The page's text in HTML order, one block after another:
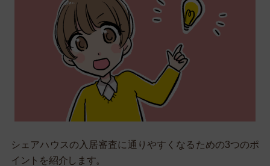
シェアハウスの入居審査に通りやすくなるための3つのポ
イントを紹介します。